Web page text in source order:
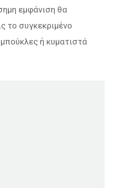
εμφάνιση θα
το συγκεκριμένο
ή κυματιστά